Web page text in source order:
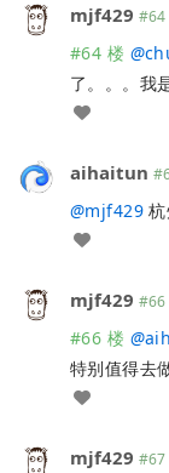
mjf429 #64
#64 楼 @
了。。。我
aihaitun
@mjf429杭
mjf429 #66
#66 楼 @
特别值得去
mjf429 #67